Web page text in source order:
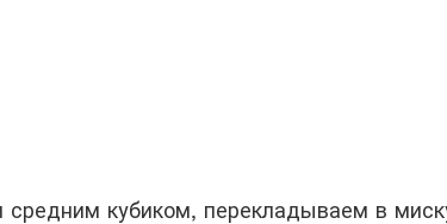
кубиком, перекладываем в